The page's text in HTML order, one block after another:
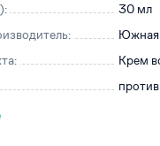
30 мл
Южная
Крем